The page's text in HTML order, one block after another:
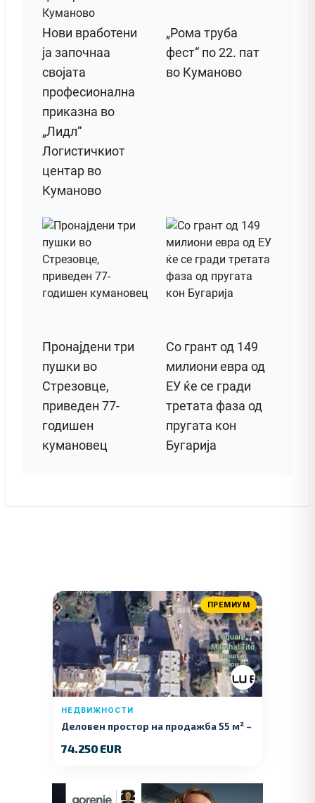
Нови вработени
ја започнаа
својата
професионална
приказна во
„Лидл“
Логистичкиот
центар во
Куманово
„Рома труба
фест“ по 22. пат
во Куманово
Пронајдени три
пушки во
Стрезовце,
приведен 77-
годишен
кумановец
Со грант од 149
милиони евра од
ЕУ ќе се гради
третата фаза од
пругата кон
Бугарија
ПРЕМИУМ
НЕДВИЖНОСТИ
Деловен простор на продажба 55 м² –
74.250 EUR